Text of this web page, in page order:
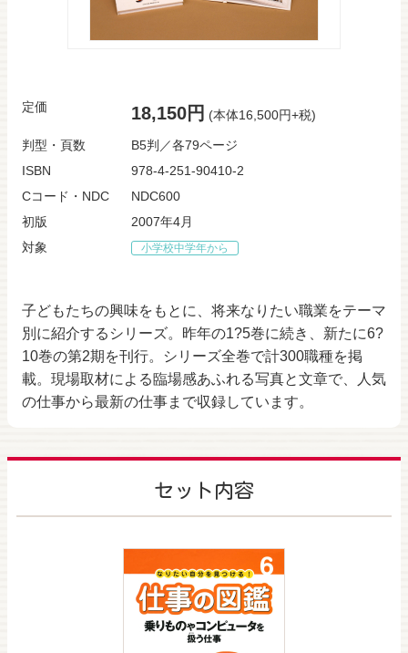
子どもたちの興味をもとに、将来なりたい職業をテーマ
別に紹介するシリーズ。昨年の1?5巻に続き、新たに6?
10巻の第2期を刊行。シリーズ全巻で計300職種を掲
載。現場取材による臨場感あふれる写真と文章で、人気
の仕事から最新の仕事まで収録しています。
定価 18,150円 (本体16,500円+税)
判型・頁数
B5判／各79ページ
ISBN
978-4-251-90410-2
Cコード・NDC
NDC600
初版
2007年4月
対象
小学校中学年から
セット内容